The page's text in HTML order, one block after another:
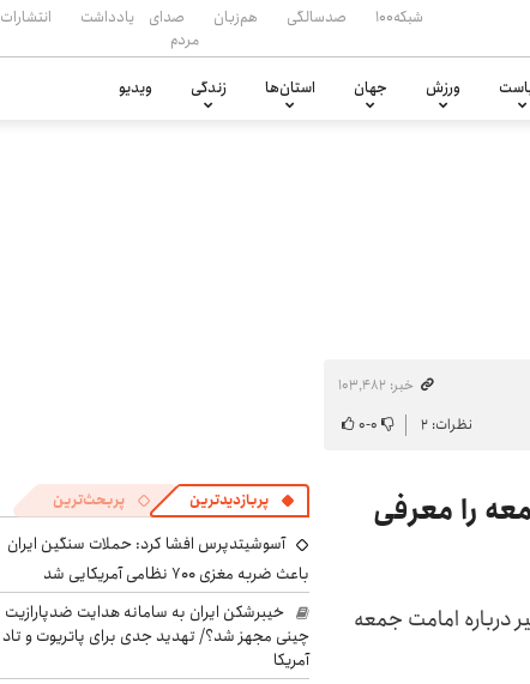
شبکه۱۰۰ صدسالگی هم‌زبان
صدای
مردم
یادداشت انتشارات
ورزش جهان استان‌ها زندگی ویدیو
خبر: ۱۰۳٬۴۸۲
نظرات: ۲ ۰-۰
را معرفی
درباره امامت جمعه
پربازدیدترین پربحث‌ترین
آسوشیتدپرس افشا کرد: حملات سنگین ایران
باعث ضربه مغزی ۷۰۰ نظامی آمریکایی شد
خیبرشکن ایران به سامانه هدایت ضدپارازیت
چینی مجهز شد؟/ تهدید جدی برای پاتریوت و تاد
آمریکا